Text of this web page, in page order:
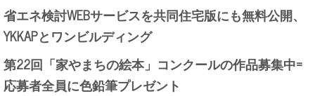
省エネ検討WEBサービスを共同住宅版にも無料公開、
YKKAPとワンビルディング
第22回「家やまちの絵本」コンクールの作品募集中=
応募者全員に色鉛筆プレゼント